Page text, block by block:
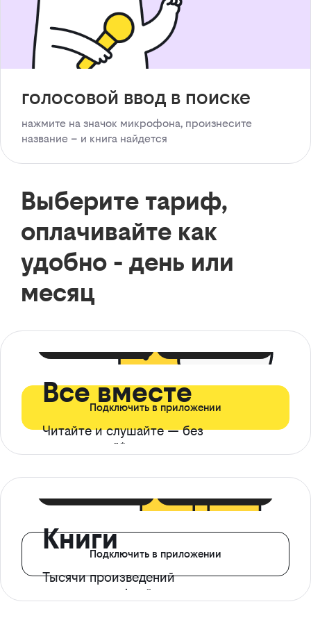
голосовой ввод в поиске
нажмите на значок микрофона, произнесите
название – и книга найдется
Выберите тариф,
оплачивайте как
удобно - день или
месяц
Все вместе
Читайте и слушайте — без
ограничений*
Подключить в приложении
Книги
Тысячи произведений
с доступом офлайн
Подключить в приложении